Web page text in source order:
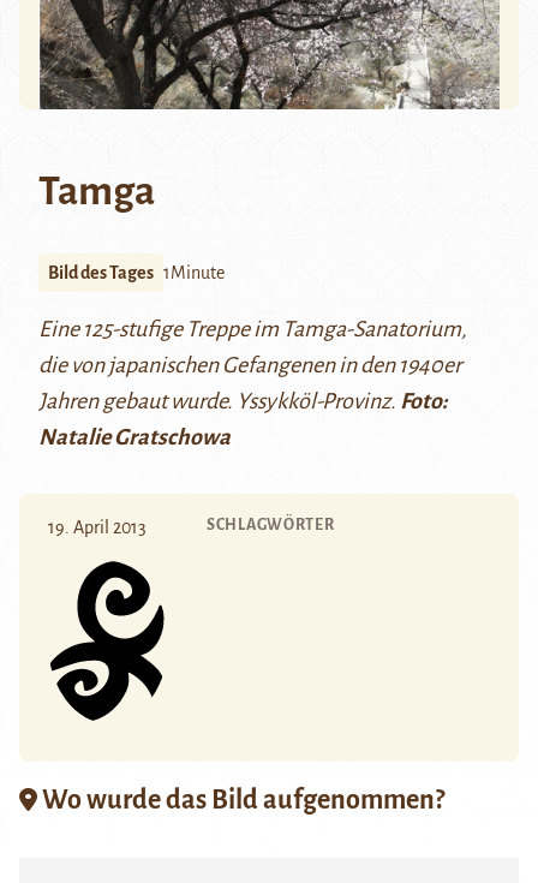
Tamga
Bild des Tages 1Minute
Eine 125-stufige Treppe im Tamga-Sanatorium,
die von japanischen Gefangenen in den 1940er
Jahren gebaut wurde. Yssykköl-Provinz. Foto:
Natalie Gratschowa
19. April 2013 SCHLAGWÖRTER
Wo wurde das Bild aufgenommen?